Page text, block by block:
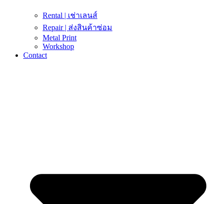
Rental | เช่าเลนส์
Repair | ส่งสินค้าซ่อม
Metal Print
Workshop
Contact